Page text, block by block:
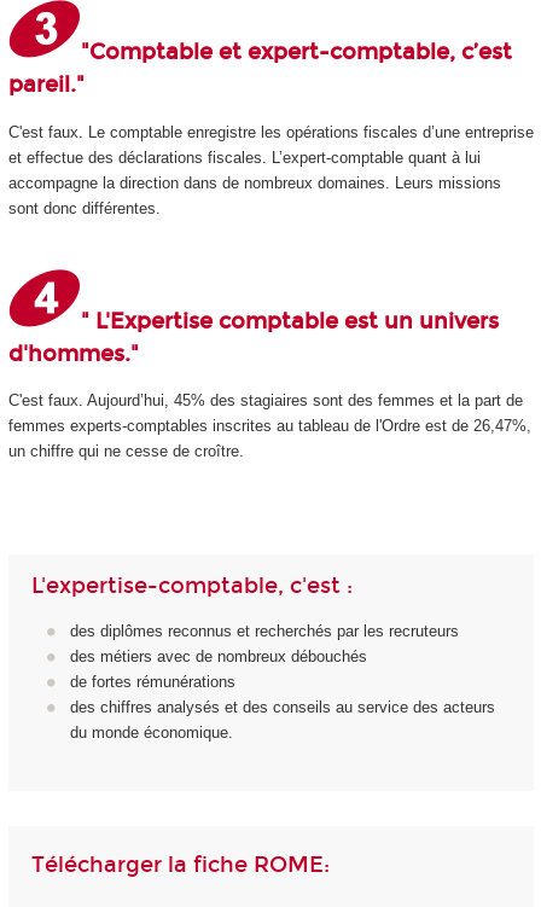
"Comptable et expert-comptable, c’est
pareil."
C'est faux. Le comptable enregistre les opérations fiscales d’une entreprise
et effectue des déclarations fiscales. L’expert-comptable quant à lui
accompagne la direction dans de nombreux domaines. Leurs missions
sont donc différentes.
" L'Expertise comptable est un univers
d'hommes."
C'est faux. Aujourd’hui, 45% des stagiaires sont des femmes et la part de
femmes experts-comptables inscrites au tableau de l'Ordre est de 26,47%,
un chiffre qui ne cesse de croître.
L'expertise-comptable, c'est :
des diplômes reconnus et recherchés par les recruteurs
des métiers avec de nombreux débouchés
de fortes rémunérations
des chiffres analysés et des conseils au service des acteurs
du monde économique.
Télécharger la fiche ROME: